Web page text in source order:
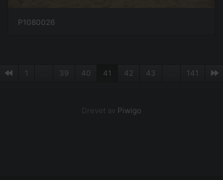
P1080026
1 39 40 41 42 43 141
Drevet av Piwigo